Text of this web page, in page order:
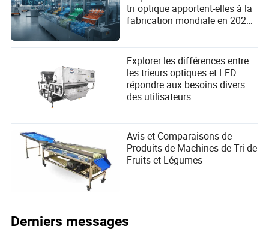
tri optique apportent-elles à la
fabrication mondiale en 2026
Explorer les différences entre
les trieurs optiques et LED :
répondre aux besoins divers
des utilisateurs
Avis et Comparaisons de
Produits de Machines de Tri de
Fruits et Légumes
Derniers messages